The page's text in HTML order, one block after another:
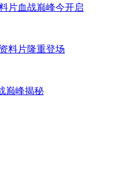
片血战巅峰今开启
料片隆重登场
巅峰揭秘